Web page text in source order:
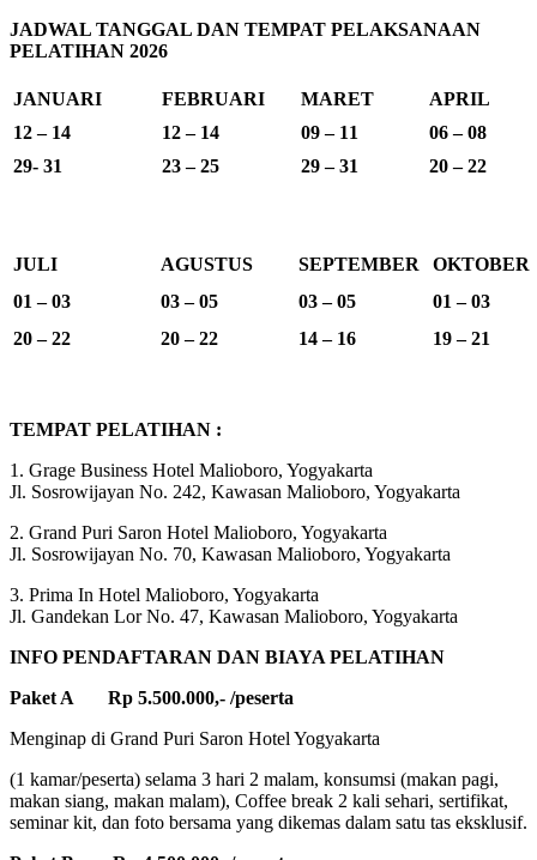
JADWAL TANGGAL DAN TEMPAT PELAKSANAAN
PELATIHAN 2026
JANUARI FEBRUARI MARET
APRIL
12 – 14
12 – 14 09 – 11
06 – 08
29- 31
23 – 25 29 – 31 20 – 22
JULI AGUSTUS SEPTEMBER
OKTOBER
01 – 03
03 – 05 03 – 05
01 – 03
20 – 22
20 – 22 14 – 16 19 – 21
TEMPAT PELATIHAN :
1. Grage Business Hotel Malioboro, Yogyakarta
Jl. Sosrowijayan No. 242, Kawasan Malioboro, Yogyakarta
2. Grand Puri Saron Hotel Malioboro, Yogyakarta
Jl. Sosrowijayan No. 70, Kawasan Malioboro, Yogyakarta
3. Prima In Hotel Malioboro, Yogyakarta
Jl. Gandekan Lor No. 47, Kawasan Malioboro, Yogyakarta
INFO PENDAFTARAN DAN BIAYA PELATIHAN
Paket A Rp 5.500.000,- /peserta
Menginap di Grand Puri Saron Hotel Yogyakarta
(1 kamar/peserta) selama 3 hari 2 malam, konsumsi (makan pagi,
makan siang, makan malam), Coffee break 2 kali sehari, sertifikat,
seminar kit, dan foto bersama yang dikemas dalam satu tas eksklusif.